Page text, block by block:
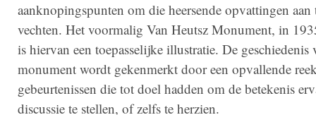
aanknopingspunten om die heersende opvattingen
vechten. Het voormalig Van Heutsz Monument, in
is hiervan een toepasselijke illustratie. De geschiedenis
monument wordt gekenmerkt door een opvallende
gebeurtenissen die tot doel hadden om de betekenis
discussie te stellen, of zelfs te herzien.